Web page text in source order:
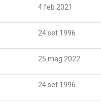
4 feb 2021
24 set 1996
25 mag 2022
24 set 1996